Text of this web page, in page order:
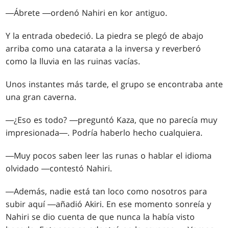
―Ábrete ―ordenó Nahiri en kor antiguo.
Y la entrada obedeció. La piedra se plegó de abajo
arriba como una catarata a la inversa y reverberó
como la lluvia en las ruinas vacías.
Unos instantes más tarde, el grupo se encontraba ante
una gran caverna.
―¿Eso es todo? ―preguntó Kaza, que no parecía muy
impresionada―. Podría haberlo hecho cualquiera.
―Muy pocos saben leer las runas o hablar el idioma
olvidado ―contestó Nahiri.
―Además, nadie está tan loco como nosotros para
subir aquí ―añadió Akiri. En ese momento sonreía y
Nahiri se dio cuenta de que nunca la había visto